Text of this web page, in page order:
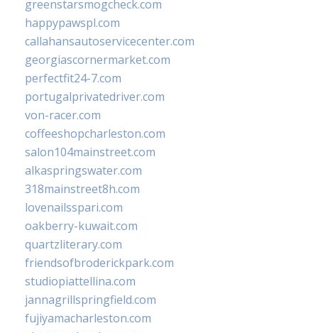
greenstarsmogcheck.com
happypawspl.com
callahansautoservicecenter.com
georgiascornermarket.com
perfectfit24-7.com
portugalprivatedriver.com
von-racer.com
coffeeshopcharleston.com
salon104mainstreet.com
alkaspringswater.com
318mainstreet8h.com
lovenailsspari.com
oakberry-kuwait.com
quartzliterary.com
friendsofbroderickpark.com
studiopiattellina.com
jannagrillspringfield.com
fujiyamacharleston.com